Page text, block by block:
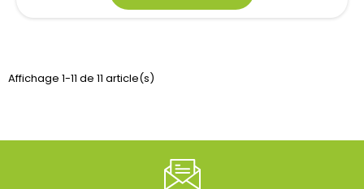
Affichage 1-11 de 11 article(s)